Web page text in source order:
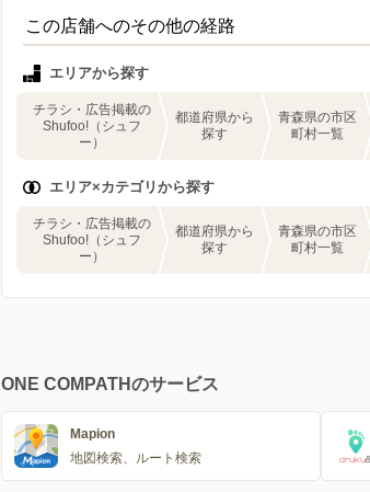
この店舗へのその他の経路
エリアから探す
チラシ・広告掲載の
Shufoo!（シュフ
ー）
都道府県から
探す
青森県の市区
町村一覧
エリア×カテゴリから探す
チラシ・広告掲載の
Shufoo!（シュフ
ー）
都道府県から
探す
青森県の市区
町村一覧
ONE COMPATHのサービス
Mapion
地図検索、ルート検索